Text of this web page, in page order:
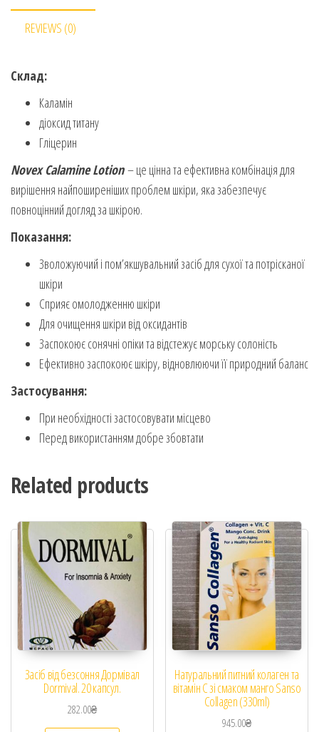
REVIEWS (0)
Склад:
Каламін
діоксид титану
Гліцерин
Novex Calamine Lotion– це цінна та ефективна комбінація для
вирішення найпоширеніших проблем шкіри, яка забезпечує
повноцінний догляд за шкірою.
Показання:
Зволожуючий і пом’якшувальний засіб для сухої та потрісканої
шкіри
Сприяє омолодженню шкіри
Для очищення шкіри від оксидантів
Заспокоює сонячні опіки та відстежує морську солоність
Ефективно заспокоює шкіру, відновлюючи її природний баланс
Застосування:
При необхідності застосовувати місцево
Перед використанням добре збовтати
Related products
Засіб від безсоння Дормівал
Dormival. 20 капсул.
282.00₴
Натуральний питний колаген та
вітамін C зі смаком манго Sanso
Collagen (330ml)
945.00₴